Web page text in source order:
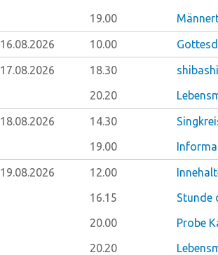
19.00
16.08.2026 10.00
17.08.2026 18.30
20.20
18.08.2026 14.30
19.00
19.08.2026 12.00
16.15
Stunde
20.00
Probe
20.20